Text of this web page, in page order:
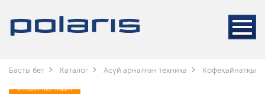
Басты бет Каталог Асүй арналған техника
3 ЖЫЛ КЕПІЛДІК